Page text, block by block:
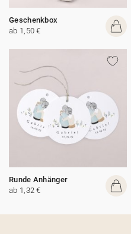
Geschenkbox
ab 1,50 €
Runde Anhänger
ab 1,32 €